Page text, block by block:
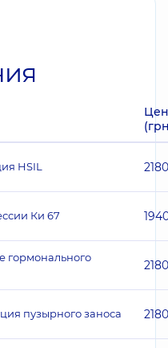
HSIL 2180
Ки 67
гормонального
2180
пузырного заноса 2180